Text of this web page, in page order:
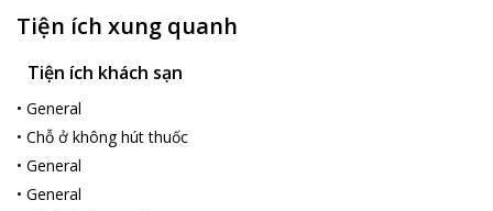
Tiện ích xung quanh
Tiện ích khách sạn
• General
• Chỗ ở không hút thuốc
• General
• General